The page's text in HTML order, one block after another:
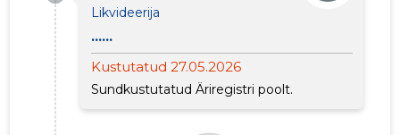
Likvideerija
......
Kustutatud 27.05.2026
Sundkustutatud Äriregistri poolt.